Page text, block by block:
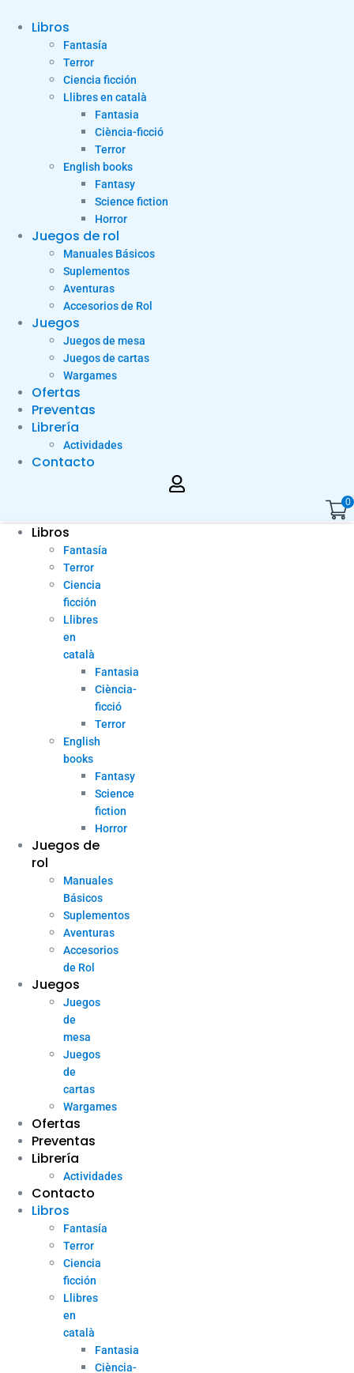
Libros
Fantasía
Terror
Ciencia ficción
Llibres en català
Fantasia
Ciència-ficció
Terror
English books
Fantasy
Science fiction
Horror
Juegos de rol
Manuales Básicos
Suplementos
Aventuras
Accesorios de Rol
Juegos
Juegos de mesa
Juegos de cartas
Wargames
Ofertas
Preventas
Librería
Actividades
Contacto
0
Libros
Fantasía
Terror
Ciencia
ficción
Llibres
en
català
Fantasia
Ciència-
ficció
Terror
English
books
Fantasy
Science
fiction
Horror
Juegos de
rol
Manuales
Básicos
Suplementos
Aventuras
Accesorios
de Rol
Juegos
Juegos
de
mesa
Juegos
de
cartas
Wargames
Ofertas
Preventas
Librería
Actividades
Contacto
Libros
Fantasía
Terror
Ciencia
ficción
Llibres
en
català
Fantasia
Ciència-